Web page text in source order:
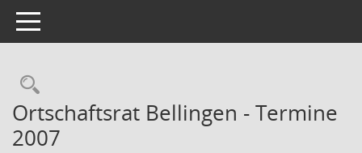
Toggle navigation
Rechercheauswahl
Ortschaftsrat Bellingen - Termine
2007